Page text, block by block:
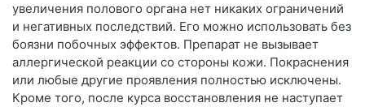
увеличения полового органа нет никаких ограничений
и негативных последствий. Его можно использовать без
боязни побочных эффектов. Препарат не вызывает
аллергической реакции со стороны кожи. Покраснения
или любые другие проявления полностью исключены.
Кроме того, после курса восстановления не наступает